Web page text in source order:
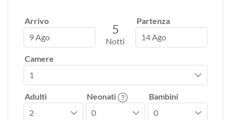
Arrivo
9 Ago
5
Notti
Partenza
14 Ago
Camere
Adulti Neonati Bambini